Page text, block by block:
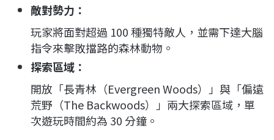
敵對勢力：
玩家將面對超過 100 種獨特敵人，並需下達大腦
指令來擊敗擋路的森林動物。
探索區域：
開放「長青林（Evergreen Woods）」與「偏遠
荒野（The Backwoods）」兩大探索區域，單
次遊玩時間約為 30 分鐘。